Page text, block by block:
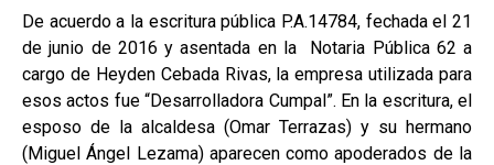
De acuerdo a la escritura pública P.A.14784, fechada el 21
de junio de 2016 y asentada en la Notaria Pública 62 a
cargo de Heyden Cebada Rivas, la empresa utilizada para
esos actos fue “Desarrolladora Cumpal”. En la escritura, el
esposo de la alcaldesa (Omar Terrazas) y su hermano
(Miguel Ángel Lezama) aparecen como apoderados de la